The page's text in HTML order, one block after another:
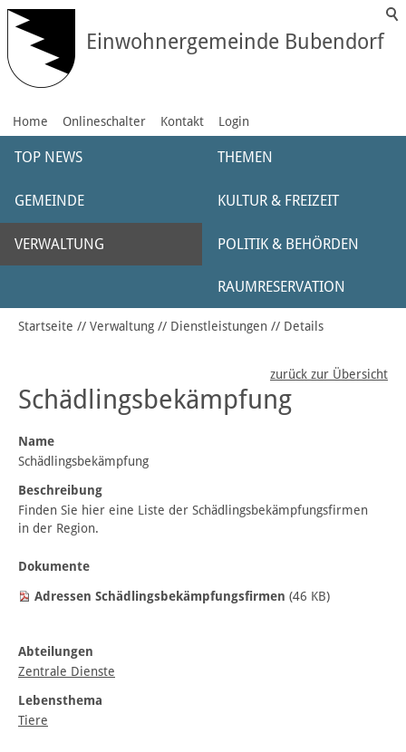
Einwohnergemeinde Bubendorf
Home Onlineschalter Kontakt Login
TOP NEWS THEMEN
GEMEINDE KULTUR & FREIZEIT
VERWALTUNG POLITIK & BEHÖRDEN
RAUMRESERVATION
Startseite Verwaltung Dienstleistungen Details
zurück zur Übersicht
Schädlingsbekämpfung
Name
Schädlingsbekämpfung
Beschreibung
Finden Sie hier eine Liste der Schädlingsbekämpfungsfirmen
in der Region.
Dokumente
Adressen Schädlingsbekämpfungsfirmen (46 KB)
Abteilungen
Zentrale Dienste
Lebensthema
Tiere